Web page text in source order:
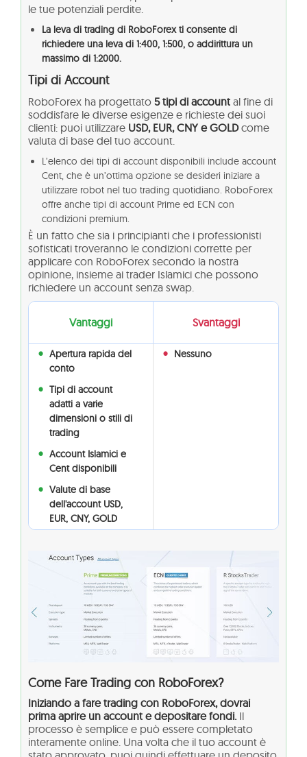
le tue potenziali perdite.
La leva di trading di RoboForex ti consente di
richiedere una leva di 1:400, 1:500, o addirittura un
massimo di 1:2000.
Tipi di Account
RoboForex ha progettato 5 tipi di account al fine di
soddisfare le diverse esigenze e richieste dei suoi
clienti: puoi utilizzare USD, EUR, CNY e GOLDcome
valuta di base del tuo account.
L’elenco dei tipi di account disponibili include account
Cent, che è un’ottima opzione se desideri iniziare a
utilizzare robot nel tuo trading quotidiano. RoboForex
offre anche tipi di account Prime ed ECN con
condizioni premium.
È un fatto che sia i principianti che i professionisti
sofisticati troveranno le condizioni corrette per
applicare con RoboForex secondo la nostra
opinione, insieme ai trader Islamici che possono
richiedere un account senza swap.
Vantaggi Svantaggi
Apertura rapida del
conto
Nessuno
Tipi di account
adatti a varie
dimensioni o stili di
trading
Account Islamici e
Cent disponibili
Valute di base
dell'account USD,
EUR, CNY, GOLD
Come Fare Trading con RoboForex?
Iniziando a fare trading con RoboForex, dovrai
prima aprire un account e depositare fondi. Il
processo è semplice e può essere completato
interamente online. Una volta che il tuo account è